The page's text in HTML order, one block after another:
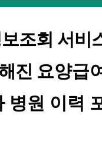
조회 서비
진 요양급
병원 이력